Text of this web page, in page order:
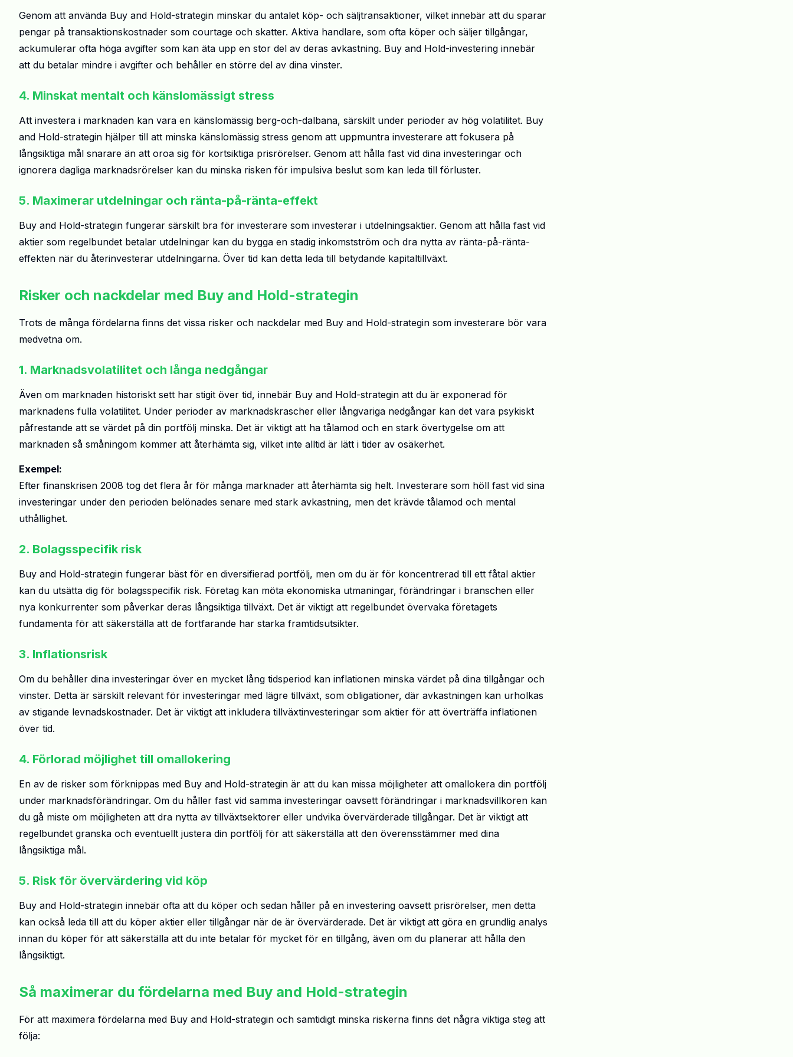
Genom att använda Buy and Hold-strategin minskar du antalet köp- och säljtransaktioner, vilket innebär att du sparar
pengar på transaktionskostnader som courtage och skatter. Aktiva handlare, som ofta köper och säljer tillgångar,
ackumulerar ofta höga avgifter som kan äta upp en stor del av deras avkastning. Buy and Hold-investering innebär
att du betalar mindre i avgifter och behåller en större del av dina vinster.
4. Minskat mentalt och känslomässigt stress
Att investera i marknaden kan vara en känslomässig berg-och-dalbana, särskilt under perioder av hög volatilitet. Buy
and Hold-strategin hjälper till att minska känslomässig stress genom att uppmuntra investerare att fokusera på
långsiktiga mål snarare än att oroa sig för kortsiktiga prisrörelser. Genom att hålla fast vid dina investeringar och
ignorera dagliga marknadsrörelser kan du minska risken för impulsiva beslut som kan leda till förluster.
5. Maximerar utdelningar och ränta-på-ränta-effekt
Buy and Hold-strategin fungerar särskilt bra för investerare som investerar i utdelningsaktier. Genom att hålla fast vid
aktier som regelbundet betalar utdelningar kan du bygga en stadig inkomstström och dra nytta av ränta-på-ränta-
effekten när du återinvesterar utdelningarna. Över tid kan detta leda till betydande kapitaltillväxt.
Risker och nackdelar med Buy and Hold-strategin
Trots de många fördelarna finns det vissa risker och nackdelar med Buy and Hold-strategin som investerare bör vara
medvetna om.
1. Marknadsvolatilitet och långa nedgångar
Även om marknaden historiskt sett har stigit över tid, innebär Buy and Hold-strategin att du är exponerad för
marknadens fulla volatilitet. Under perioder av marknadskrascher eller långvariga nedgångar kan det vara psykiskt
påfrestande att se värdet på din portfölj minska. Det är viktigt att ha tålamod och en stark övertygelse om att
marknaden så småningom kommer att återhämta sig, vilket inte alltid är lätt i tider av osäkerhet.
Exempel:
Efter finanskrisen 2008 tog det flera år för många marknader att återhämta sig helt. Investerare som höll fast vid sina
investeringar under den perioden belönades senare med stark avkastning, men det krävde tålamod och mental
uthållighet.
2. Bolagsspecifik risk
Buy and Hold-strategin fungerar bäst för en diversifierad portfölj, men om du är för koncentrerad till ett fåtal aktier
kan du utsätta dig för bolagsspecifik risk. Företag kan möta ekonomiska utmaningar, förändringar i branschen eller
nya konkurrenter som påverkar deras långsiktiga tillväxt. Det är viktigt att regelbundet övervaka företagets
fundamenta för att säkerställa att de fortfarande har starka framtidsutsikter.
3. Inflationsrisk
Om du behåller dina investeringar över en mycket lång tidsperiod kan inflationen minska värdet på dina tillgångar och
vinster. Detta är särskilt relevant för investeringar med lägre tillväxt, som obligationer, där avkastningen kan urholkas
av stigande levnadskostnader. Det är viktigt att inkludera tillväxtinvesteringar som aktier för att överträffa inflationen
över tid.
4. Förlorad möjlighet till omallokering
En av de risker som förknippas med Buy and Hold-strategin är att du kan missa möjligheter att omallokera din portfölj
under marknadsförändringar. Om du håller fast vid samma investeringar oavsett förändringar i marknadsvillkoren kan
du gå miste om möjligheten att dra nytta av tillväxtsektorer eller undvika övervärderade tillgångar. Det är viktigt att
regelbundet granska och eventuellt justera din portfölj för att säkerställa att den överensstämmer med dina
långsiktiga mål.
5. Risk för övervärdering vid köp
Buy and Hold-strategin innebär ofta att du köper och sedan håller på en investering oavsett prisrörelser, men detta
kan också leda till att du köper aktier eller tillgångar när de är övervärderade. Det är viktigt att göra en grundlig analys
innan du köper för att säkerställa att du inte betalar för mycket för en tillgång, även om du planerar att hålla den
långsiktigt.
Så maximerar du fördelarna med Buy and Hold-strategin
För att maximera fördelarna med Buy and Hold-strategin och samtidigt minska riskerna finns det några viktiga steg att
följa: